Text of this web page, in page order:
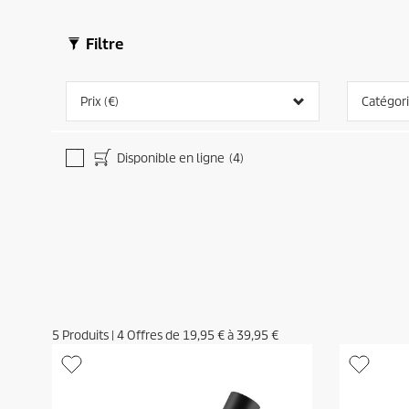
Filtre
Prix (€)
Disponible en ligne (4)
5 Produits | 4Offres de 19,95 €à 39,95 €